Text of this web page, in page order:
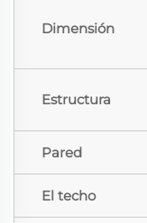
Dimensión
Estructura
Pared
El techo